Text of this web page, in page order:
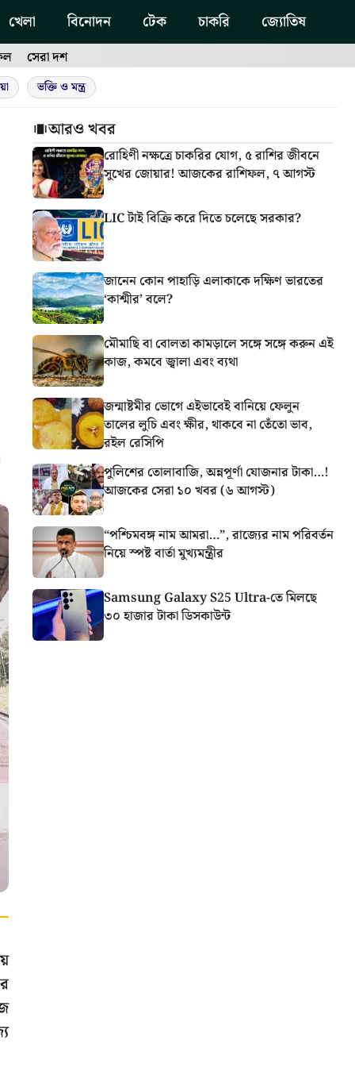
খেলা বিনোদন টেক চাকরি জ্যোতিষ
সেরা দশ
ভক্তি ও মন্ত্র
আরও খবর
রোহিণী নক্ষত্রে চাকরির যোগ, ৫ রাশির জীবনে
সুখের জোয়ার! আজকের রাশিফল, ৭ আগস্ট
LIC টাই বিক্রি করে দিতে চলেছে সরকার?
জানেন কোন পাহাড়ি এলাকাকে দক্ষিণ ভারতের
‘কাশ্মীর’ বলে?
মৌমাছি বা বোলতা কামড়ালে সঙ্গে সঙ্গে করুন এই
কাজ, কমবে জ্বালা এবং ব্যথা
জন্মাষ্টমীর ভোগে এইভাবেই বানিয়ে ফেলুন
তালের লুচি এবং ক্ষীর, থাকবে না তেঁতো ভাব,
রইল রেসিপি
পুলিশের তোলাবাজি, অন্নপূর্ণা যোজনার টাকা…!
আজকের সেরা ১০ খবর (৬ আগস্ট)
“পশ্চিমবঙ্গ নাম আমরা…”, রাজ্যের নাম পরিবর্তন
নিয়ে স্পষ্ট বার্তা মুখ্যমন্ত্রীর
Samsung Galaxy S25 Ultra-তে মিলছে
৩০ হাজার টাকা ডিসকাউন্ট